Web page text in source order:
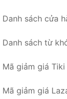
Danh sách cửa
Danh sách từ
Mã giảm giá Tiki
Mã giảm giá